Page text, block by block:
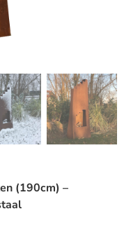
(190cm) –